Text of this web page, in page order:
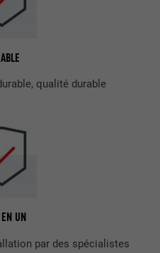
qualité durable
UN
par des spécialistes